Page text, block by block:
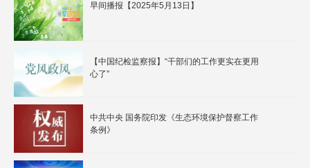
早间播报【2025年5月13日】
【中国纪检监察报】“干部们的工作更实在更用
心了”
中共中央 国务院印发《生态环境保护督察工作
条例》